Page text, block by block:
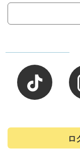
ロ